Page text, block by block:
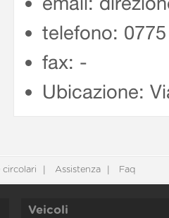
telefono:
fax: -
Ubicazione:
circolari Assistenza Faq
Veicoli